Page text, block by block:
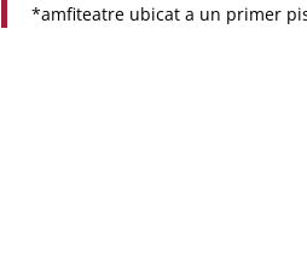
*amfiteatre ubicat a un primer